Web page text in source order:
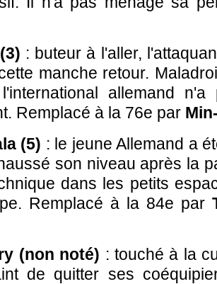
: buteur à l'aller,
manche retour.
allemand
Remplacé à la 76e par
(5) : le jeune Allemand a
son niveau après la
dans les petits
Remplacé à la 84e par
(non noté) : touché à la
de quitter ses